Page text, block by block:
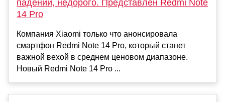
падений, недорого. Представлен Redmi Note
14 Pro
Компания Xiaomi только что анонсировала
смартфон Redmi Note 14 Pro, который станет
важной вехой в среднем ценовом диапазоне.
Новый Redmi Note 14 Pro ...